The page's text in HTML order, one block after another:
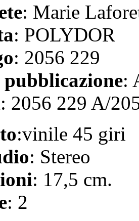
: Marie
: POLYDOR
: 2056 229
:
: 2056 229 A/
:vinile 45 giri
: Stereo
: 17,5 cm.
: 2